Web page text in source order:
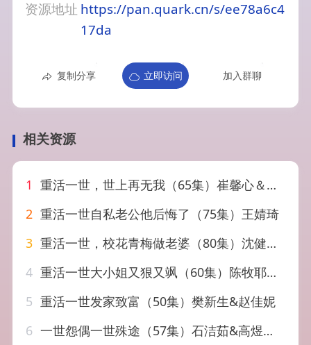
资源地址 https://pan.quark.cn/s/ee78a6c4
17da
复制分享 立即访问 加入群聊
相关资源
1 重活一世，世上再无我（65集）崔馨心＆张家铭
2 重活一世自私老公他后悔了（75集）王婧琦
3 重活一世，校花青梅做老婆（80集）沈健＆应新新
4 重活一世大小姐又狠又飒（60集）陈牧耶&马义炎
5 重活一世发家致富（50集）樊新生&赵佳妮
6 一世怨偶一世殊途（57集）石洁茹&高煜辰&袁铭泽&华文婷